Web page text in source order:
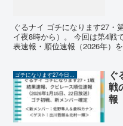
ぐるナイ ゴチになります27・
イ夜8時から）。 今回は第4戦
表速報・順位速報（2026年）
ゴチになります27今日の結果速報（2026年）
ぐ
戦
報